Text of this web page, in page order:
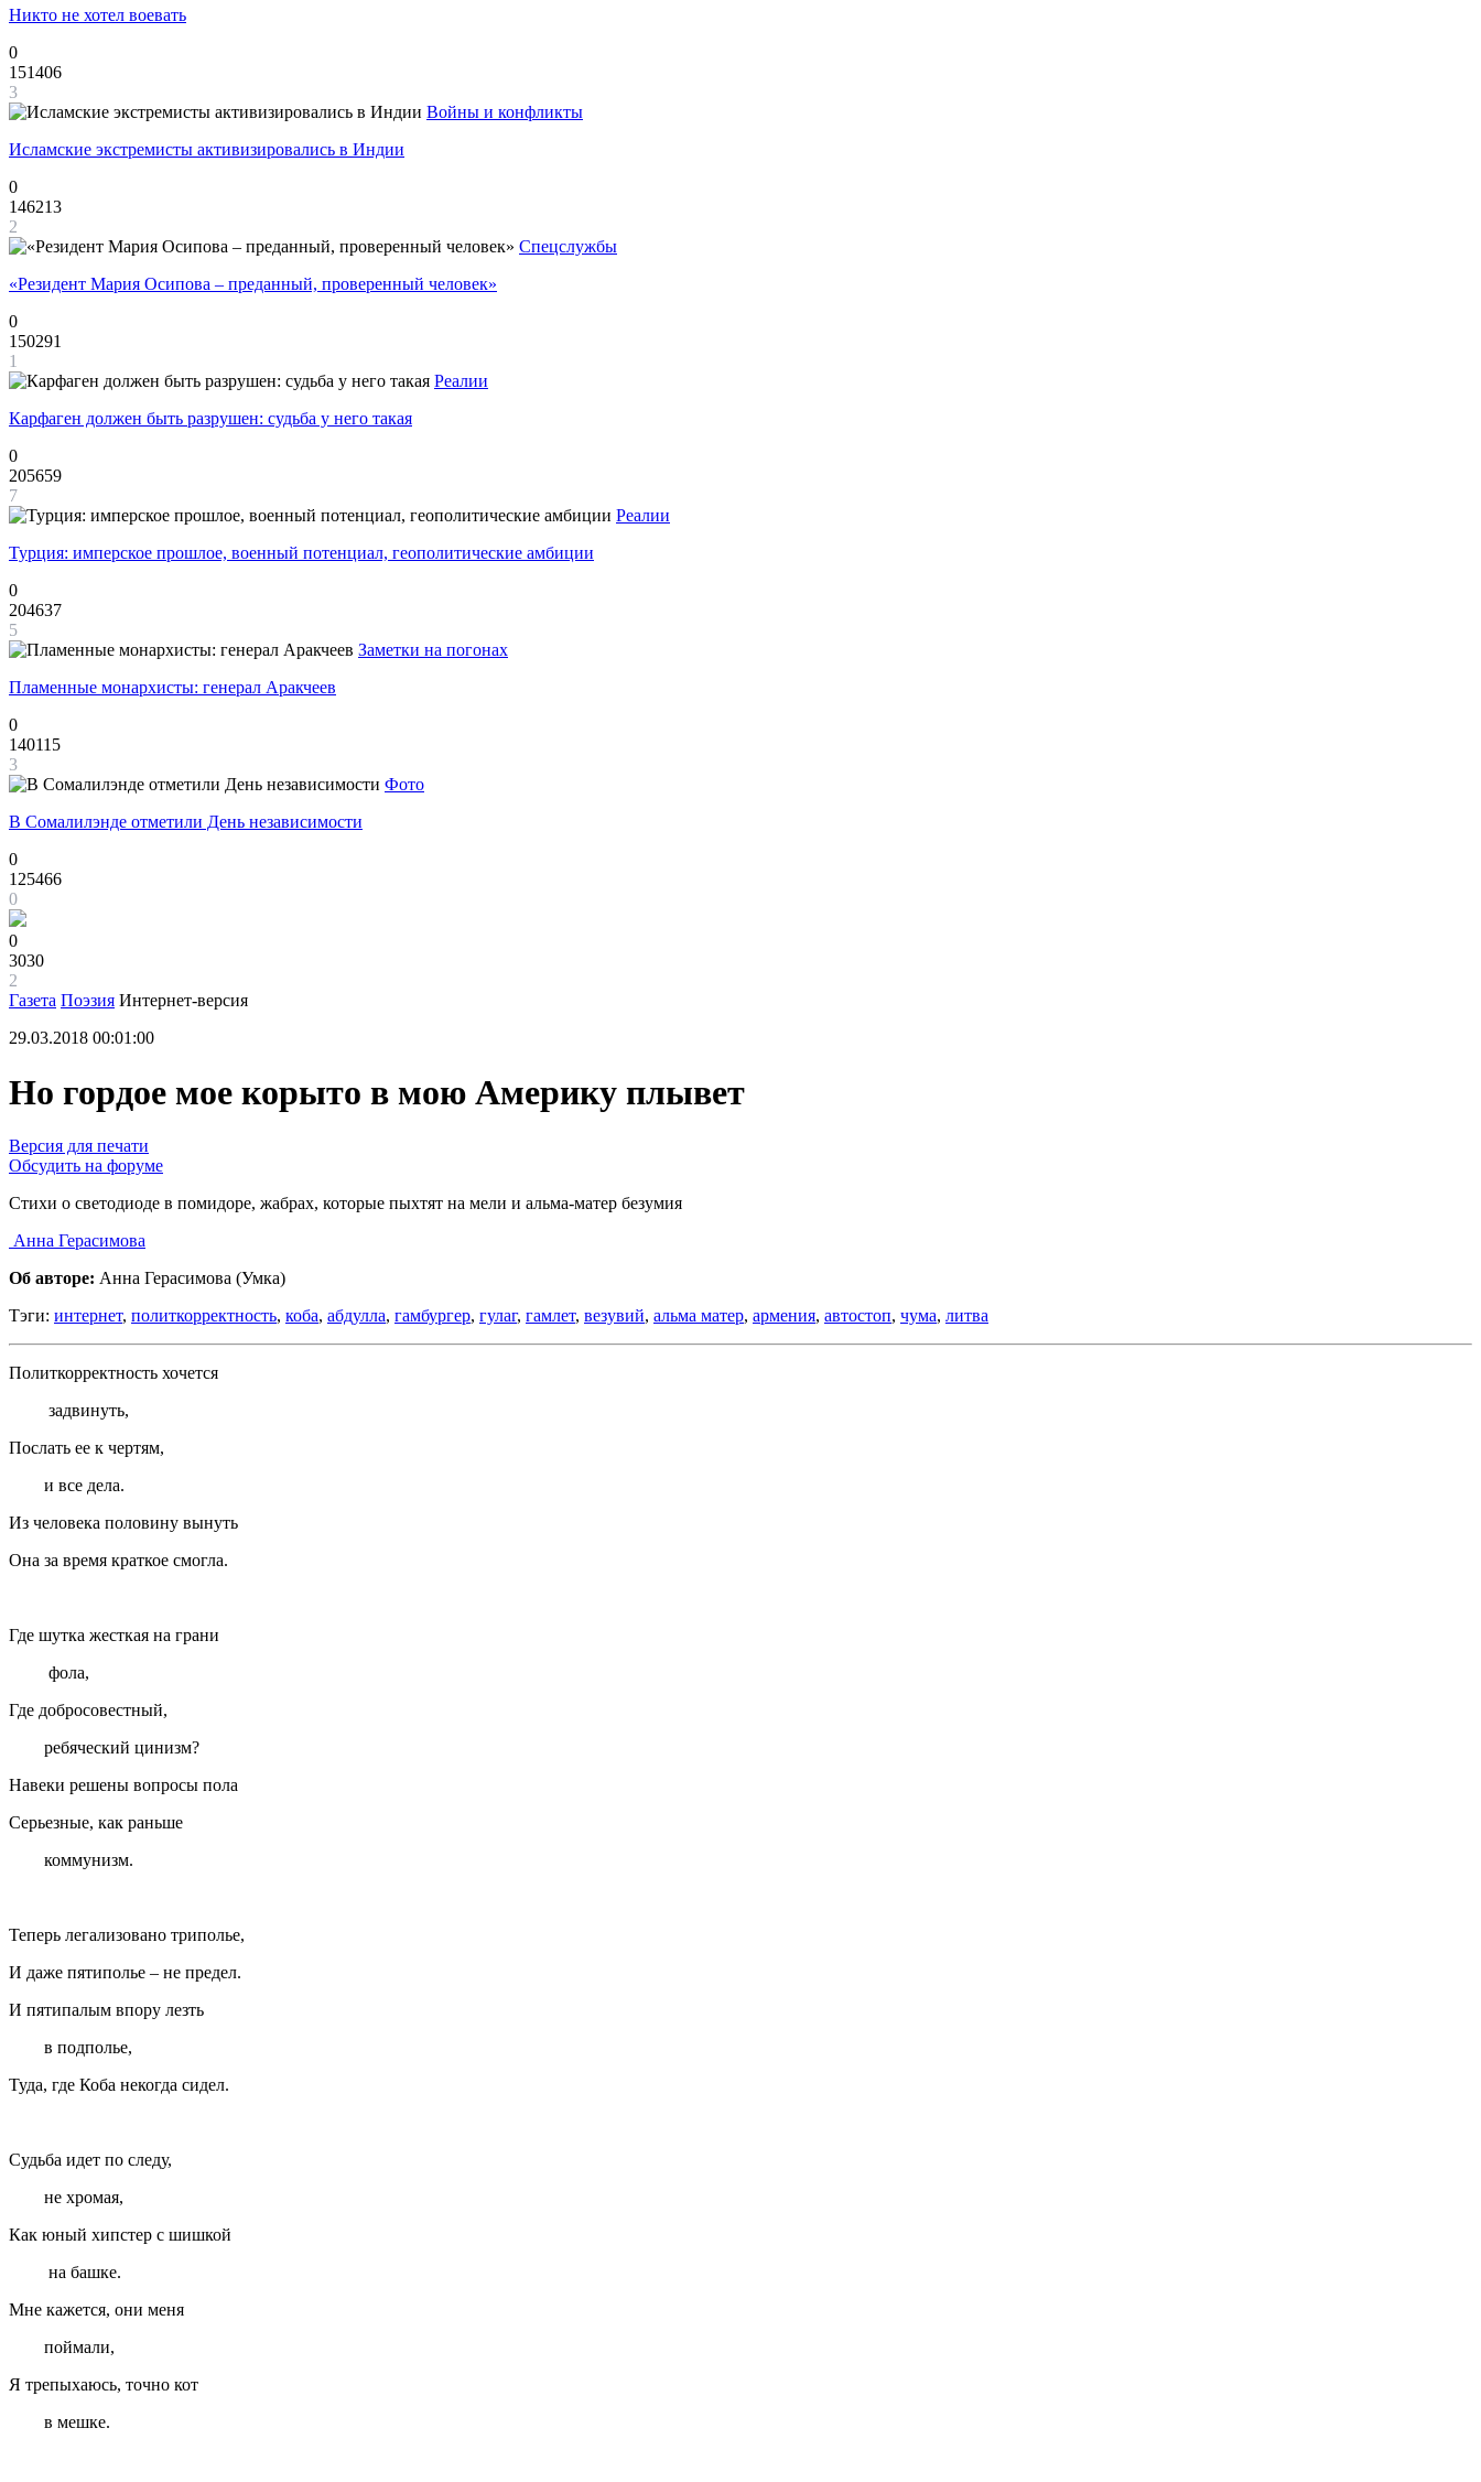
Никто не хотел воевать
0
151406
3
Войны и конфликты
Исламские экстремисты активизировались в Индии
0
146213
2
Спецслужбы
«Резидент Мария Осипова – преданный, проверенный человек»
0
150291
1
Реалии
Карфаген должен быть разрушен: судьба у него такая
0
205659
7
Реалии
Турция: имперское прошлое, военный потенциал, геополитические амбиции
0
204637
5
Заметки на погонах
Пламенные монархисты: генерал Аракчеев
0
140115
3
Фото
В Сомалилэнде отметили День независимости
0
125466
0
0
3030
2
Газета Поэзия Интернет-версия
29.03.2018 00:01:00
Но гордое мое корыто в мою Америку плывет
Версия для печати
Обсудить на форуме
Стихи о светодиоде в помидоре, жабрах, которые пыхтят на мели и альма-матер безумия
Анна Герасимова
Об авторе: Анна Герасимова (Умка)
Тэги: интернет, политкорректность, коба, абдулла, гамбургер, гулаг, гамлет, везувий, альма матер, армения, автостоп, чума, литва
Политкорректность хочется
задвинуть,
Послать ее к чертям,
и все дела.
Из человека половину вынуть
Она за время краткое смогла.
Где шутка жесткая на грани
фола,
Где добросовестный,
ребяческий цинизм?
Навеки решены вопросы пола
Серьезные, как раньше
коммунизм.
Теперь легализовано триполье,
И даже пятиполье – не предел.
И пятипалым впору лезть
в подполье,
Туда, где Коба некогда сидел.
Судьба идет по следу,
не хромая,
Как юный хипстер с шишкой
на башке.
Мне кажется, они меня
поймали,
Я трепыхаюсь, точно кот
в мешке.